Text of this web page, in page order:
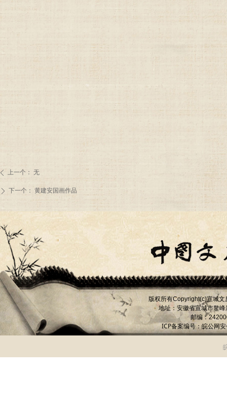
上一个： 无
ꄲ 下一个： 黄建安国画作品
版权所有Copyright(c)宣城文
地址：安徽省宣城市鳌峰
邮编：
ICP备案编号： 皖公网